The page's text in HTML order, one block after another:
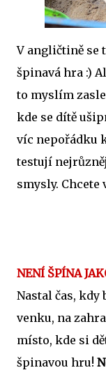
V angličtině se
špinavá hra :)
to myslím
kde se dítě
víc nepořádku
testují
smysly. Chcete
NENÍ ŠPÍNA
Nastal čas, kdy
venku, na
místo, kde si
špinavou hru!